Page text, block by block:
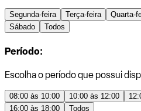
Segunda-feira Terça-feira Quarta-
Sábado
Todos
Período:
Escolha o período que possui
08:00 às 10:00 10:00 às 12:00
16:00 às 18:00
Todos